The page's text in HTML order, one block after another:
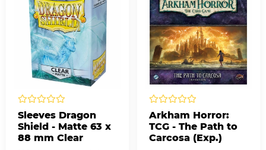
Sleeves Dragon
Shield - Matte 63 x
88 mm Clear
Arkham Horror:
TCG - The Path to
Carcosa (Exp.)